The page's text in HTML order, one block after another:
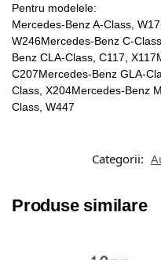
Pentru modelele:
Mercedes-Benz A-Class,
W246Mercedes-Benz C-
Benz CLA-Class, C117,
C207Mercedes-Benz GLA-
Class, X204Mercedes-Benz
Class, W447
Categorii:
Produse similare